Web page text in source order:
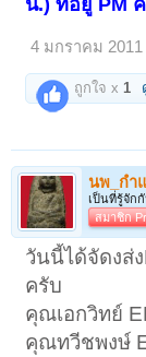
น.) ที่อยู่ PM
4 มกราคม 2011
ถูกใจ x1
นพ_กำ
เป็นที่รู้จัก
สมาชิก
วันนี้ได้จัดงส่
ครับ
คุณเอกวิทย์
คุณทวีชพงษ์